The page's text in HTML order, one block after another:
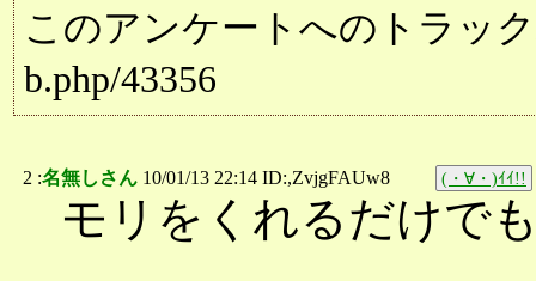
このアンケートへのトラッ
b.php/43356
2 :名無しさん 10/01/13 22:14 ID:,ZvjgFAUw8 (・∀・)ｲｲ!!
モリをくれるだけで